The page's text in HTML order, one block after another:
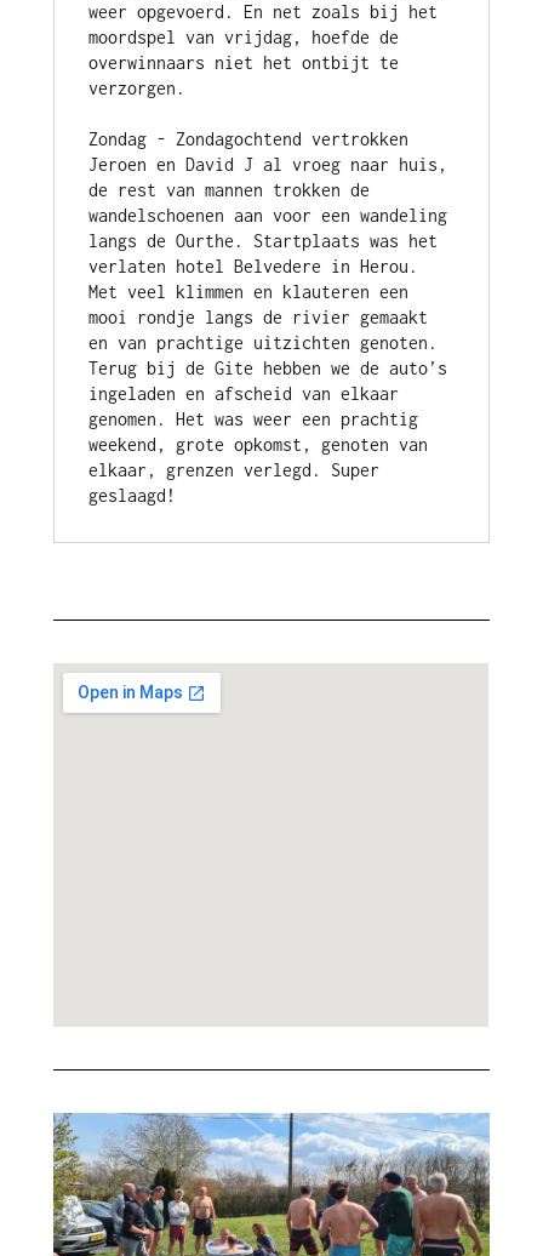
weer opgevoerd. En net zoals bij het
moordspel van vrijdag, hoefde de
overwinnaars niet het ontbijt te
verzorgen.
Zondag - Zondagochtend vertrokken
Jeroen en David J al vroeg naar huis,
de rest van mannen trokken de
wandelschoenen aan voor een wandeling
langs de Ourthe. Startplaats was het
verlaten hotel Belvedere in Herou.
Met veel klimmen en klauteren een
mooi rondje langs de rivier gemaakt
en van prachtige uitzichten genoten.
Terug bij de Gite hebben we de auto’s
ingeladen en afscheid van elkaar
genomen. Het was weer een prachtig
weekend, grote opkomst, genoten van
elkaar, grenzen verlegd. Super